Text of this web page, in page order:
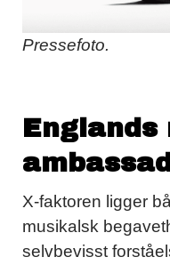
Pressefoto.
Englands
X-faktoren ligger
musikalsk
selvbevisst